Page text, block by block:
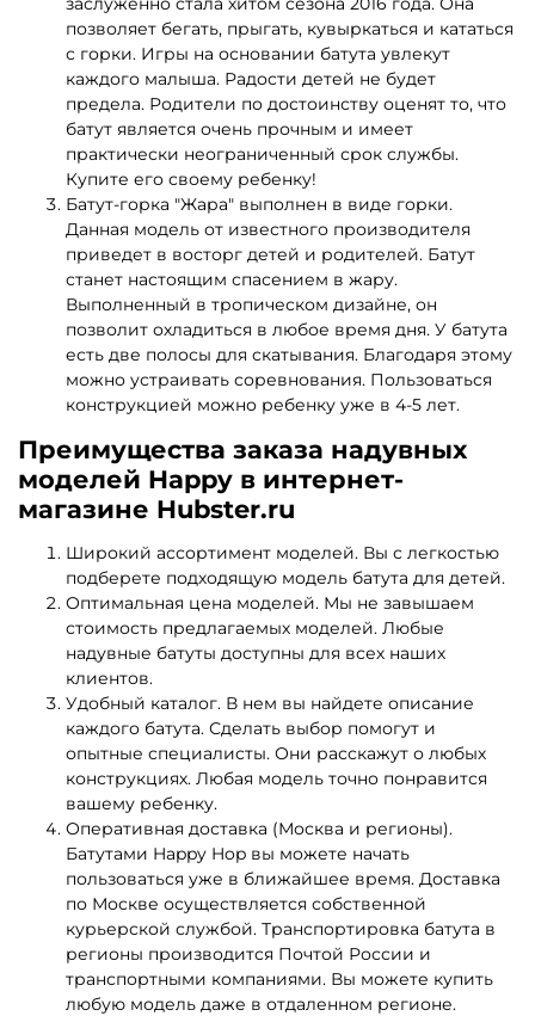
позволяет бегать, прыгать, кувыркаться и кататься
с горки. Игры на основании батута увлекут
каждого малыша. Радости детей не будет
предела. Родители по достоинству оценят то, что
батут является очень прочным и имеет
практически неограниченный срок службы.
Купите его своему ребенку!
Батут-горка "Жара" выполнен в виде горки.
Данная модель от известного производителя
приведет в восторг детей и родителей. Батут
станет настоящим спасением в жару.
Выполненный в тропическом дизайне, он
позволит охладиться в любое время дня. У батута
есть две полосы для скатывания. Благодаря этому
можно устраивать соревнования. Пользоваться
конструкцией можно ребенку уже в 4-5 лет.
Преимущества заказа надувных
моделей Happy в интернет-
магазине Hubster.ru
Широкий ассортимент моделей. Вы с легкостью
подберете подходящую модель батута для детей.
Оптимальная цена моделей. Мы не завышаем
стоимость предлагаемых моделей. Любые
надувные батуты доступны для всех наших
клиентов.
Удобный каталог. В нем вы найдете описание
каждого батута. Сделать выбор помогут и
опытные специалисты. Они расскажут о любых
конструкциях. Любая модель точно понравится
вашему ребенку.
Оперативная доставка (Москва и регионы).
Батутами Happy Hop вы можете начать
пользоваться уже в ближайшее время. Доставка
по Москве осуществляется собственной
курьерской службой. Транспортировка батута в
регионы производится Почтой России и
транспортными компаниями. Вы можете купить
любую модель даже в отдаленном регионе.